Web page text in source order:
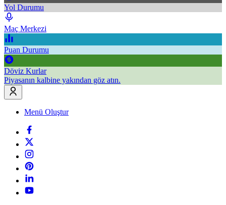
Yol Durumu
Maç Merkezi
Puan Durumu
Döviz Kurlar
Piyasanın kalbine yakından göz atın.
Menü Oluştur